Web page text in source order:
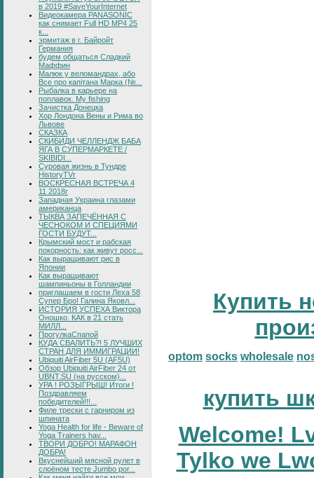
в 2019 #SaveYourInternet
Видеокамера PANASONIC
как снимает Full HD MP4 25
к...
эрмитаж в г. Байройт
Германия
будем общаться Сладкий
Маффин
Малюк у веломандрах, або
Все про капітана Марка (№...
Рыбалка в карьере на
поплавок. My fishing
Зачистка Донецка
Хор Лондона Вены и Рима во
Львове
СКАЗКА
СКИБИДИ ЧЕЛЛЕНДЖ БАБА
ЯГА В СУПЕРМАРКЕТЕ /
SKIBIDI...
Суровая жизнь в Тундре
HistoryTVr
ВОСКРЕСНАЯ ВСТРЕЧА 4
11 2018г
Западная Украина глазами
американца
ТЫКВА ЗАПЕЧЁННАЯ С
ЧЕСНОКОМ И СПЕЦИЯМИ
ГОСТИ БУДУТ...
Крымский мост и рабская
покорность: как живут росс...
Как выращивают рис в
Японии
Как выращивают
шампиньоны в Голландии
приглашаем в гости Леха 58
Супер Бро! Галина Яковл...
ИСТОРИЯ УСПЕХА Виктора
Оношко. КАК в 21 стать
МИЛЛ...
ПрогулкаСпапой
КУДА СВАЛИТЬ?! 5 ЛУЧШИХ
СТРАН ДЛЯ ИММИГРАЦИИ!
Ubiquiti AirFiber 5U (AF5U)
Обзор Ubiquiti AirFiber 24 от
UBNT.SU (на русском)...
УРА ! РОЗЫГРЫШ! Итоги !
Поздравляем
победителей!!!...
Филе трески с гарниром из
шпината
Yoga Health for life - Beware of
Yoga Trainers hav...
ТВОРИ ДОБРО! МАРАФОН
ДОБРА!
Вкуснейший мясной рулет в
слоёном тесте Jumbo por...
Купить
optom socks wholesale
купить
Welcome!
Tylko we